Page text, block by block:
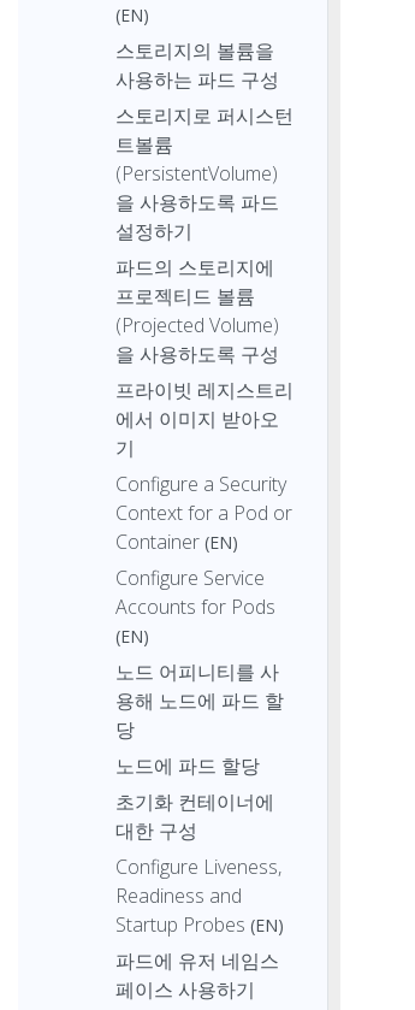
(EN)
스토리지의 볼륨을
사용하는 파드 구성
스토리지로 퍼시스턴
트볼륨
(PersistentVolume)
을 사용하도록 파드
설정하기
파드의 스토리지에
프로젝티드 볼륨
(Projected Volume)
을 사용하도록 구성
프라이빗 레지스트리
에서 이미지 받아오
기
Configure a Security
Context for a Pod or
Container (EN)
Configure Service
Accounts for Pods
(EN)
노드 어피니티를 사
용해 노드에 파드 할
당
노드에 파드 할당
초기화 컨테이너에
대한 구성
Configure Liveness,
Readiness and
Startup Probes (EN)
파드에 유저 네임스
페이스 사용하기